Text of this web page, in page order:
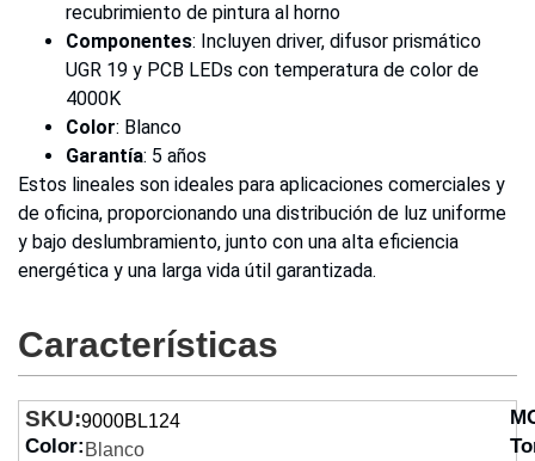
recubrimiento de pintura al horno
Componentes: Incluyen driver, difusor prismático
UGR 19 y PCB LEDs con temperatura de color de
4000K
Color: Blanco
Garantía: 5 años
Estos lineales son ideales para aplicaciones comerciales y
de oficina, proporcionando una distribución de luz uniforme
y bajo deslumbramiento, junto con una alta eficiencia
energética y una larga vida útil garantizada.
Características
SKU:9000BL124
Color: Blanco